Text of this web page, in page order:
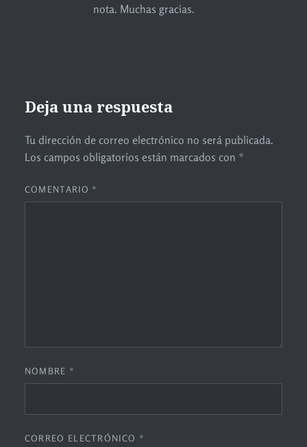
nota. Muchas gracias.
Deja una respuesta
Tu dirección de correo electrónico no será publicada.
Los campos obligatorios están marcados con *
COMENTARIO *
NOMBRE *
CORREO ELECTRÓNICO *